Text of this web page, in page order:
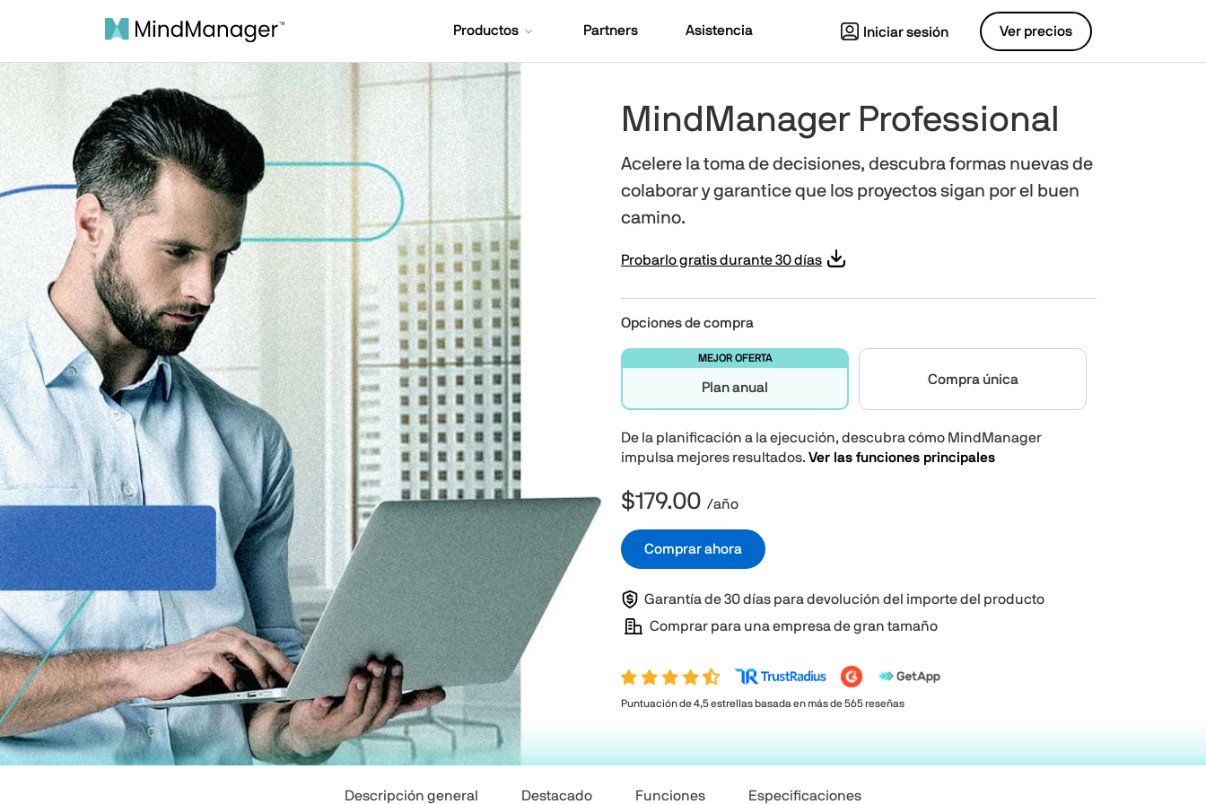
Productos Partners Asistencia Iniciar sesión Ver precios
MindManager Professional
Acelere la toma de decisiones, descubra formas nuevas de
colaborar y garantice que los proyectos sigan por el buen
camino.​
Probarlo gratis durante 30 días
Opciones de compra
MEJOR OFERTA
Plan anual
Compra única
De la planificación a la ejecución, descubra cómo MindManager
impulsa mejores resultados.Ver las funciones principales
$179.00 /año
Comprar ahora
Garantía de 30 días para devolución del importe del producto
Comprar para una empresa de gran tamaño
Puntuación de 4,5 estrellas basada en más de 565 reseñas
Descripción general Destacado Funciones Especificaciones